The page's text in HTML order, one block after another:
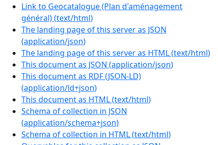
Link to Geocatalogue (Plan d'aménagement
général)(text/html)
The landing page of this server as JSON
(application/json)
The landing page of this server as HTML(text/html)
This document as JSON (application/json)
This document as RDF (JSON-LD)
(application/ld+json)
This document as HTML(text/html)
Schema of collection in JSON
(application/schema+json)
Schema of collection in HTML(text/html)